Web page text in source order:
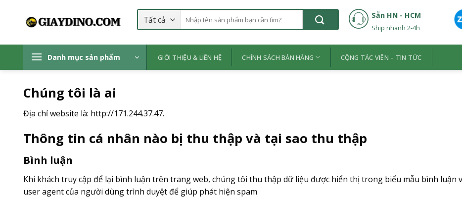
dung
Tìm
kiếm:
Sẵn HN - HCM
Ship nhanh 2-4h
Danh mục sản phẩm GIỚI THIỆU & LIÊN HỆ CHÍNH SÁCH BÁN HÀNG CỘNG TÁC VIÊN – TIN TỨC
Chúng tôi là ai
Địa chỉ website là: http://171.244.37.47.
Thông tin cá nhân nào bị thu thập và tại sao thu thập
Bình luận
Khi khách truy cập để lại bình luận trên trang web, chúng tôi thu thập dữ liệu được hiển thị trong biểu mẫu bình luận
user agent của người dùng trình duyệt để giúp phát hiện spam